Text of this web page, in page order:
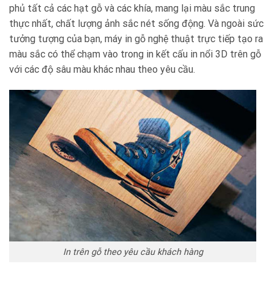
phủ tất cả các hạt gỗ và các khía, mang lại màu sắc trung
thực nhất, chất lượng ảnh sắc nét sống động. Và ngoài sức
tưởng tượng của bạn, máy in gỗ nghệ thuật trực tiếp tạo ra
màu sắc có thể chạm vào trong in kết cấu in nổi 3D trên gỗ
với các độ sâu màu khác nhau theo yêu cầu.
In trên gỗ theo yêu cầu khách hàng